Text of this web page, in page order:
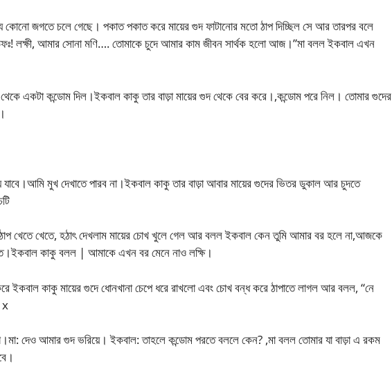
জগতে চলে গেছে। পকাত পকাত করে মায়ের গুদ ফাটানোর মতো ঠাপ দিচ্ছিল সে আর তারপর বলে
লক্ষী, আমার সোনা মণি…. তোমাকে চুদে আমার কাম জীবন সার্থক হলো আজ।”মা বলল ইকবাল এখন
থেকে একটা কন্ডোম দিল।ইকবাল কাকু তার বাড়া মায়ের গুদ থেকে বের করে।,কন্ডোম পরে নিল। তোমার গুদের
মুখ দেখাতে পারব না।ইকবাল কাকু তার বাড়া আবার মায়ের গুদের ভিতর ডুকাল আর চুদতে
ঠাপ খেতে খেতে, হঠাৎ দেখলাম মায়ের চোখ খুলে গেল আর বলল ইকবাল কেন তুমি আমার বর হলে না,আজকে
কাকু বলল | আমাকে এখন বর মেনে নাও লক্ষি।
ইকবাল কাকু মায়ের গুদে ধোনখানা চেপে ধরে রাখলো এবং চোখ বন্ধ করে ঠাপাতে লাগল আর বলল, “নে
x
দেও আমার গুদ ভরিয়ে। ইকবাল: তাহলে কন্ডোম পরতে বললে কেন? ,মা বলল তোমার যা বাড়া এ রকম